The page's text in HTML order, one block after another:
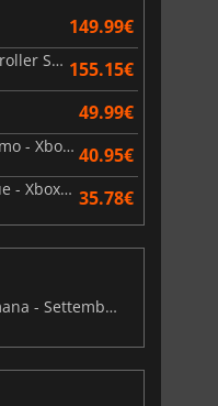
15.48
149.99€
Xbox Elite Wireless Controller Series 2 - Black 155.15€
49.99€
Pro Compact - Forest Camo - Xbox Series/Xbox One/PC 40.95€
Pro Compact - Pastel Blue - Xbox Series/Xbox One/PC 35.78€
I videogiochi in uscita questa settimana - Settembre 2025 (Settimana 37)